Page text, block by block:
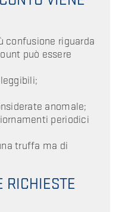
confusione riguarda
può essere
anomale;
periodici
truffa ma di
RICHIESTE